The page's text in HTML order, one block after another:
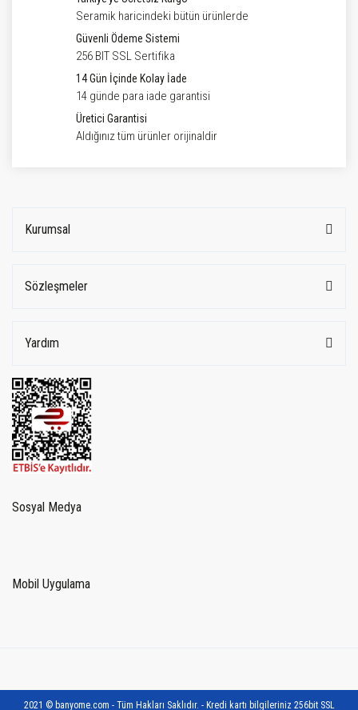
Seramik haricindeki bütün ürünlerde
Güvenli Ödeme Sistemi
256 BIT SSL Sertifika
14 Gün İçinde Kolay İade
14 günde para iade garantisi
Üretici Garantisi
Aldığınız tüm ürünler orijinaldir
Kurumsal
Sözleşmeler
Yardım
Sosyal Medya
Mobil Uygulama
2021 © banyome.com - Tüm Hakları Saklıdır. - Kredi kartı bilgileriniz 256bit SSL